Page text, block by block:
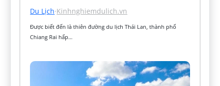
Du Lịch·Kinhnghiemdulich.vn
Được biết đến là thiên đường du lịch Thái Lan, thành phố
Chiang Rai hấp…